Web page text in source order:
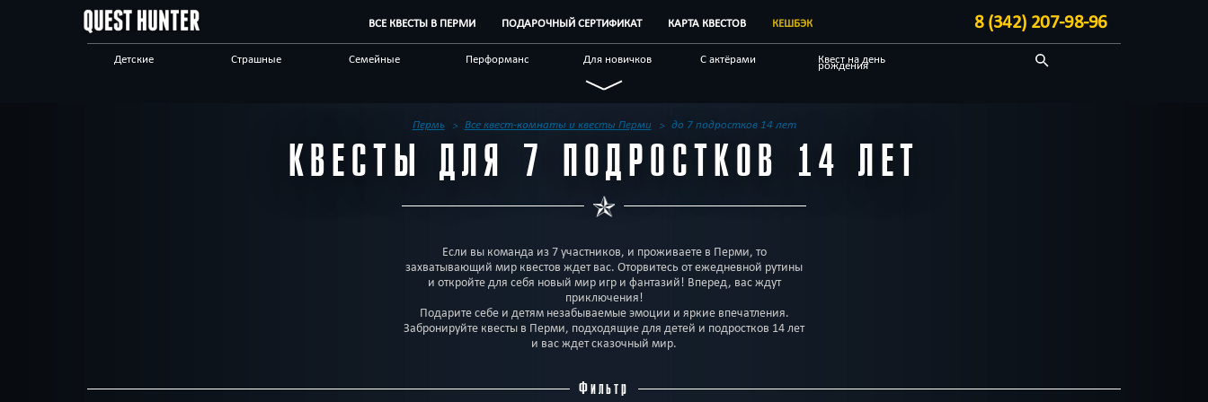
ВСЕ КВЕСТЫ В ПЕРМИ ПОДАРОЧНЫЙ СЕРТИФИКАТ КАРТА КВЕСТОВ КЕШБЭК 8 (342) 207-98-96
Детские Страшные Семейные Перформанс Для новичков С актёрами Квест на день
рождения
Индивидуальные
Антуражные По фильму Мистические
Квест-комнаты Корпоративным
клиентам Отзывы на квесты Бренды квестов Блог
Пермь Все квест-комнаты и квесты Перми до 7 подростков 14 лет
КВЕСТЫ ДЛЯ 7 ПОДРОСТКОВ 14 ЛЕТ
Если вы команда из 7 участников, и проживаете в Перми, то
захватывающий мир квестов ждет вас. Оторвитесь от ежедневной рутины
и откройте для себя новый мир игр и фантазий! Вперед, вас ждут
приключения!
Подарите себе и детям незабываемые эмоции и яркие впечатления.
Забронируйте квесты в Перми, подходящие для детей и подростков 14 лет
и вас ждет сказочный мир.
Фильтр